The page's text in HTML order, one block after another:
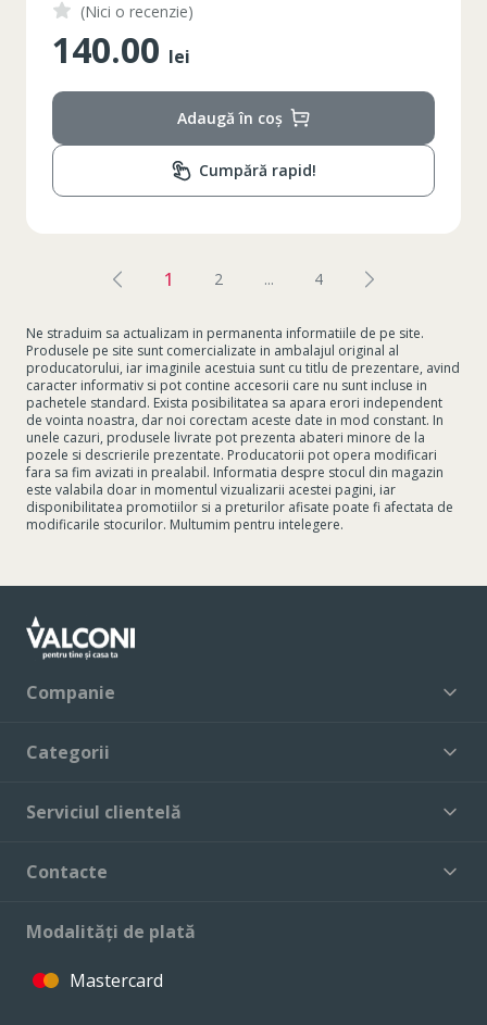
(Nici o recenzie)
140.00 lei
Adaugă în coș
Cumpără rapid!
1 2 ... 4
Ne straduim sa actualizam in permanenta informatiile de pe site.
Produsele pe site sunt comercializate in ambalajul original al
producatorului, iar imaginile acestuia sunt cu titlu de prezentare, avind
caracter informativ si pot contine accesorii care nu sunt incluse in
pachetele standard. Exista posibilitatea sa apara erori independent
de vointa noastra, dar noi corectam aceste date in mod constant. In
unele cazuri, produsele livrate pot prezenta abateri minore de la
pozele si descrierile prezentate. Producatorii pot opera modificari
fara sa fim avizati in prealabil. Informatia despre stocul din magazin
este valabila doar in momentul vizualizarii acestei pagini, iar
disponibilitatea promotiilor si a preturilor afisate poate fi afectata de
modificarile stocurilor. Multumim pentru intelegere.
Companie
Categorii
Serviciul clientelă
Contacte
Modalități de plată
Mastercard